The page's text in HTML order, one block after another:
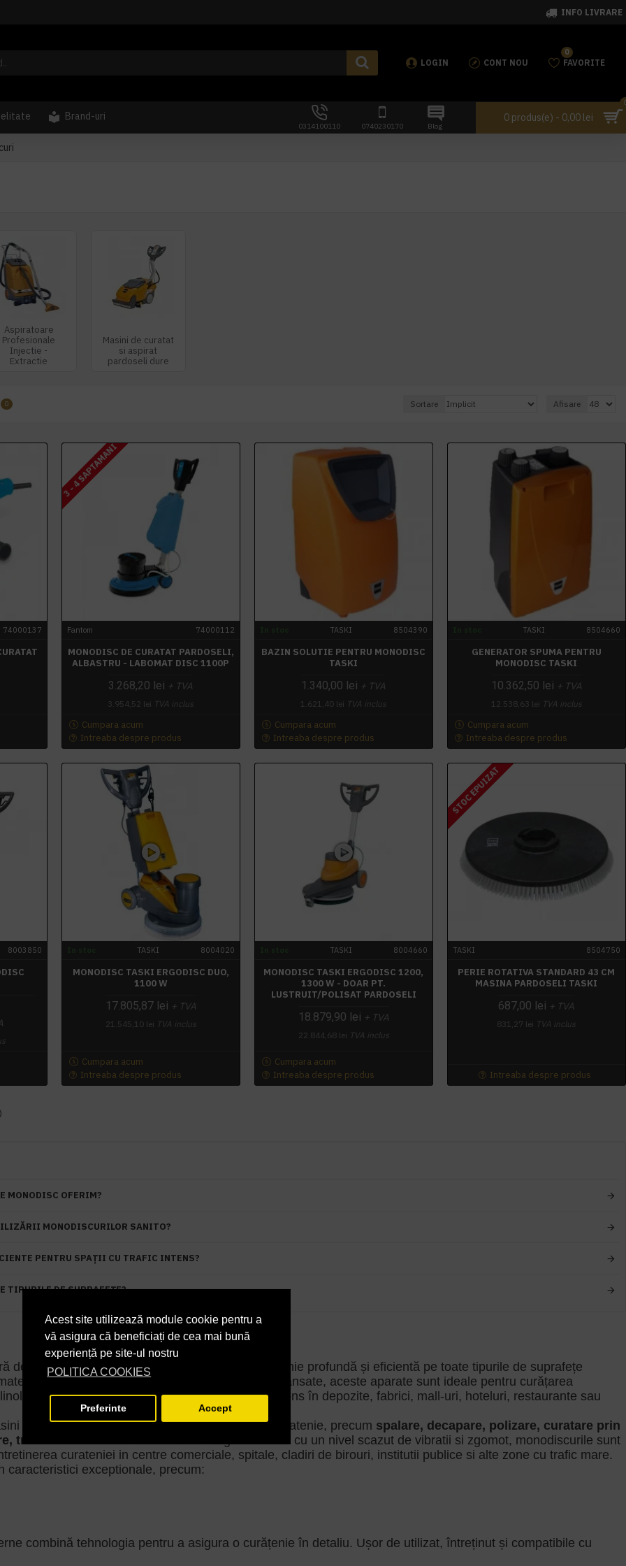
Acest site utilizează module cookie pentru a
vă asigura că beneficiați de cea mai bună
experiență pe site-ul nostru
POLITICA COOKIES
Preferinte Accept
INFO LIVRARE
LOGIN CONT NOU FAVORITE
0
Brand-uri
0314100110 0740230170 Blog
0 produs(e) - 0,00 lei
Aspiratoare
Profesionale
Injectie -
Extractie
Masini de curatat
si aspirat
pardoseli dure
0 Sortare Afisare
74000137
3 - 4 SAPTAMANI
Fantom 74000112
MONODISC DE CURATAT PARDOSELI,
ALBASTRU - LABOMAT DISC 1100P
3.268,20 lei + TVA
3.954,52 lei TVA inclus
Cumpara acum
Intreaba despre produs
TASKI 8504390
BAZIN SOLUTIE PENTRU MONODISC
TASKI
1.340,00 lei + TVA
1.621,40 lei TVA inclus
Cumpara acum
Intreaba despre produs
TASKI 8504660
GENERATOR SPUMA PENTRU
MONODISC TASKI
10.362,50 lei + TVA
12.538,63 lei TVA inclus
Cumpara acum
Intreaba despre produs
8003850 TASKI 8004020
MONODISC TASKI ERGODISC DUO,
1100 W
17.805,87 lei + TVA
21.545,10 lei TVA inclus
Cumpara acum
Intreaba despre produs
TASKI 8004660
MONODISC TASKI ERGODISC 1200,
1300 W - DOAR PT.
LUSTRUIT/POLISAT PARDOSELI
18.879,90 lei + TVA
22.844,68 lei TVA inclus
Cumpara acum
Intreaba despre produs
STOC EPUIZAT
TASKI 8504750
PERIE ROTATIVA STANDARD 43 CM
MASINA PARDOSELI TASKI
687,00 lei + TVA
831,27 lei TVA inclus
Intreaba despre produs
MONODISC OFERIM?
MONODISCURILOR SANITO?
PENTRU SPAȚII CU TRAFIC INTENS?
TIPURILE DE SUPRAFEȚE?
de monodiscuri, proiectate pentru a oferi o curățenie profundă și eficientă pe toate tipurile de suprafețe
de înaltă calitate și dotate cu tehnologii avansate, aceste aparate sunt ideale pentru curățarea
PVC-ului și altor suprafețe de trafic intens în depozite, fabrici, mall-uri, hoteluri, restaurante sau
profesionale care asigura sarcini multiple de curatenie, precum spalare, decapare, polizare, curatare prin
tratarea lemnului si cristalizare
. Ergonomice si cu un nivel scazut de vibratii si zgomot, monodiscurile sunt
curateniei in centre comerciale, spitale, cladiri de birouri, institutii publice si alte zone cu trafic mare.
caracteristici exceptionale, precum:
combină tehnologia pentru a asigura o curățenie în detaliu. Ușor de utilizat, întreținut și compatibile cu